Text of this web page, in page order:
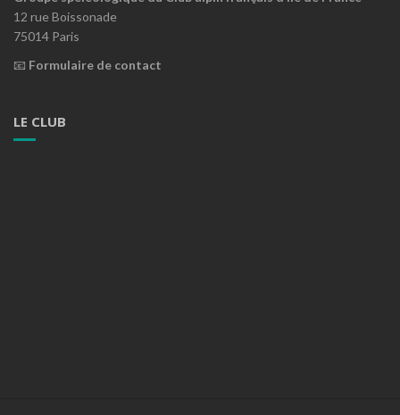
12 rue Boissonade
75014 Paris
📧 Formulaire de contact
LE CLUB